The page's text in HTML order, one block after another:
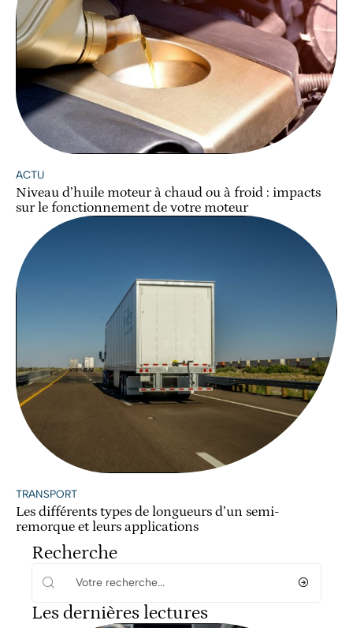
ACTU
Niveau d’huile moteur à chaud ou à froid : impacts
sur le fonctionnement de votre moteur
TRANSPORT
Les différents types de longueurs d’un semi-
remorque et leurs applications
Recherche
Les dernières lectures